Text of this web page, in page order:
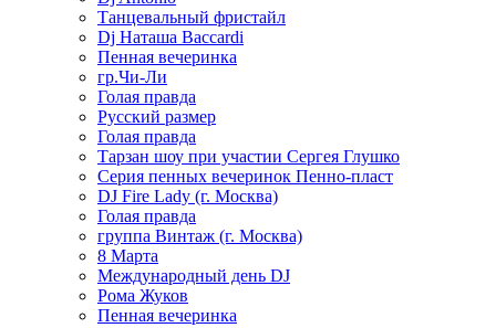
Танцевальный фристайл
Dj Наташа Baccardi
Пенная вечеринка
гр.Чи-Ли
Голая правда
Русский размер
Голая правда
Тарзан шоу при участии Сергея Глушко
Серия пенных вечеринок Пенно-пласт
DJ Fire Lady (г. Москва)
Голая правда
группа Винтаж (г. Москва)
8 Марта
Международный день DJ
Рома Жуков
Пенная вечеринка